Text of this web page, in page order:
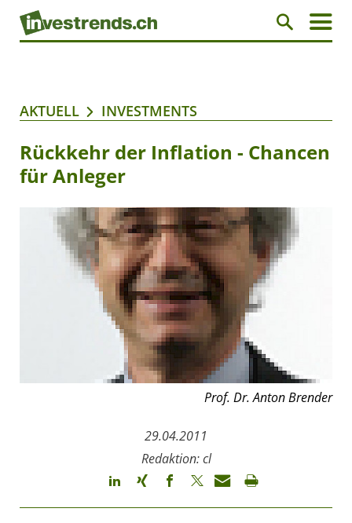
AKTUELL INVESTMENTS
Rückkehr der Inflation - Chancen
für Anleger
Prof. Dr. Anton Brender
29.04.2011
Redaktion: cl